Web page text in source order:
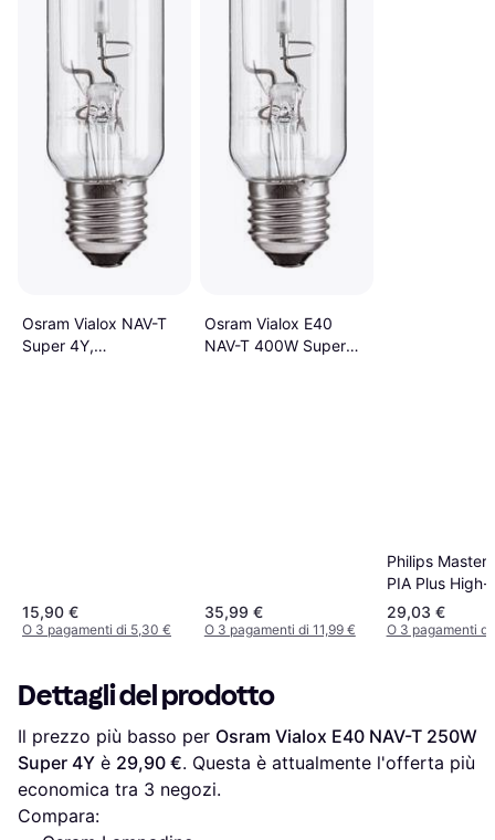
Osram Vialox NAV-T
Super 4Y,
15,90 €
O 3 pagamenti di 5,30 €
Osram Vialox E40
NAV-T 400W Super
35,99 €
O 3 pagamenti di 11,99 €
Philips Master
PIA Plus High-
Intensity
Lamps 400W
29,03 €
O 3 pagamenti di
Dettagli del prodotto
Il prezzo più basso per Osram Vialox E40 NAV-T 250W
Super 4Y è 29,90 €. Questa è attualmente l'offerta più
economica tra 3 negozi.
Compara: